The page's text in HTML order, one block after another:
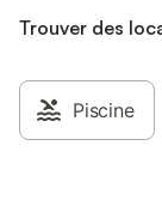
Trouver des
Piscine